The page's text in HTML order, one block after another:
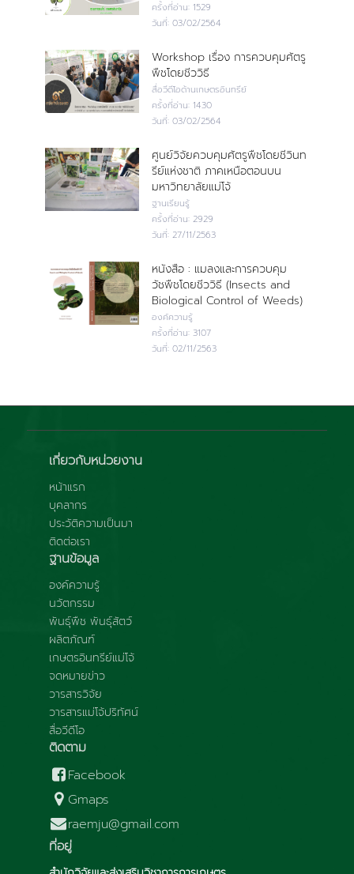
ครั้งที่อ่าน: 1529
วันที่: 03/02/2564
Workshop เรื่อง การควบคุมศัตรู
พืชโดยชีววิธี
สื่อวีดีโอด้านเกษตรอินทรีย์
ครั้งที่อ่าน: 1430
วันที่: 03/02/2564
ศูนย์วิจัยควบคุมศัตรูพืชโดยชีวินท
รีย์แห่งชาติ ภาคเหนือตอนบน
มหาวิทยาลัยแม่โจ้
ฐานเรียนรู้
ครั้งที่อ่าน: 2929
วันที่: 27/11/2563
หนังสือ : แมลงและการควบคุม
วัชพืชโดยชีววิธี (Insects and
Biological Control of Weeds)
องค์ความรู้
ครั้งที่อ่าน: 3107
วันที่: 02/11/2563
เกี่ยวกับหน่วยงาน
หน้าแรก
บุคลากร
ประวัติความเป็นมา
ติดต่อเรา
ฐานข้อมูล
องค์ความรู้
นวัตกรรม
พันธุ์พืช พันธุ์สัตว์
ผลิตภัณฑ์
เกษตรอินทรีย์แม่โจ้
จดหมายข่าว
วารสารวิจัย
วารสารแม่โจ้ปริทัศน์
สื่อวีดีโอ
ติดตาม
Facebook
Gmaps
raemju@gmail.com
ที่อยู่